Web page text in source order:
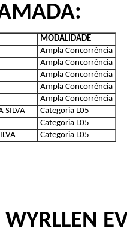
MODALIDADE
Ampla Concorrência
Ampla Concorrência
Ampla Concorrência
Ampla Concorrência
Ampla Concorrência
SILVA
Categoria L05
Categoria L05
Categoria L05
WYRLLEN